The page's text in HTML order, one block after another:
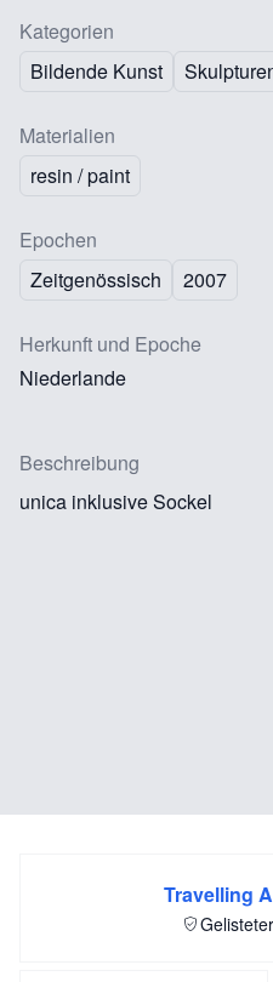
Kategorien
Bildende Kunst
Materialien
resin / paint
Epochen
Zeitgenössisch
2007
Herkunft und Epoche
Niederlande
Beschreibung
unica inklusive Sockel
Travelling